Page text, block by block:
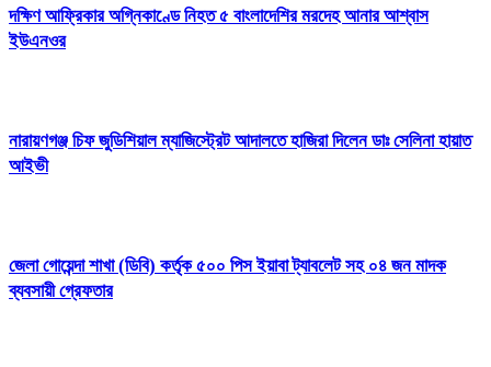
দক্ষিণ আফ্রিকার অগ্নিকাণ্ডে নিহত ৫ বাংলাদেশির মরদেহ আনার আশ্বাস
ইউএনওর
নারায়ণগঞ্জ চিফ জুডিশিয়াল ম্যাজিস্ট্রেট আদালতে হাজিরা দিলেন ডাঃ সেলিনা হায়াত
আইভী
জেলা গোয়েন্দা শাখা (ডিবি) কর্তৃক ৫০০ পিস ইয়াবা ট্যাবলেট সহ ০৪ জন মাদক
ব্যবসায়ী গ্রেফতার